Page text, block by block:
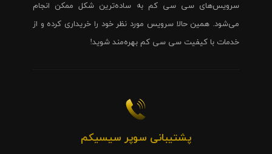
سرویس‌های سی سی کم به ساده‌ترین شکل ممکن انجام
می‌شود. همین حالا سرویس مورد نظر خود را خریداری کرده و از
خدمات با کیفیت سی سی کم بهره‌مند شوید!
پشتیبانی سوپر سیسیکم